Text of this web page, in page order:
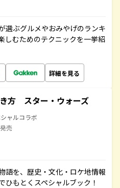
選ぶグルメやおみやげのランキ
しむためのテクニックを一挙紹
詳細を見る
方 スター・ウォーズ
ャルコラボ
売
語を、歴史・文化・ロケ地情報
ひもとくスペシャルブック！